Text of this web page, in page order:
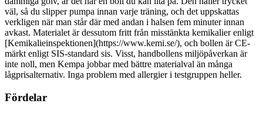
väl, så du slipper pumpa innan varje träning, och det uppskattas
verkligen när man står där med andan i halsen fem minuter innan
avkast. Materialet är dessutom fritt från misstänkta kemikalier enligt
[Kemikalieinspektionen](https://www.kemi.se/), och bollen är CE-
märkt enligt SIS-standard sis. Visst, handbollens miljöpåverkan är
inte noll, men Kempa jobbar med bättre materialval än många
lågprisalternativ. Inga problem med allergier i testgruppen heller.
Fördelar